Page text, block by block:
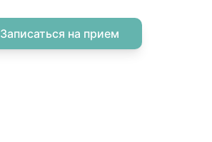
Записаться на прием